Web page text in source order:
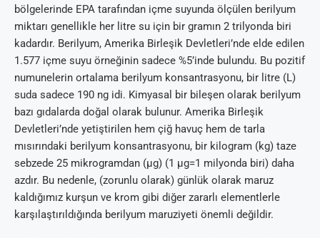
bölgelerinde EPA tarafından içme suyunda ölçülen berilyum
miktarı genellikle her litre su için bir gramın 2 trilyonda biri
kadardır. Berilyum, Amerika Birleşik Devletleri’nde elde edilen
1.577 içme suyu örneğinin sadece %5’inde bulundu. Bu pozitif
numunelerin ortalama berilyum konsantrasyonu, bir litre (L)
suda sadece 190 ng idi. Kimyasal bir bileşen olarak berilyum
bazı gıdalarda doğal olarak bulunur. Amerika Birleşik
Devletleri’nde yetiştirilen hem çiğ havuç hem de tarla
mısırındaki berilyum konsantrasyonu, bir kilogram (kg) taze
sebzede 25 mikrogramdan (µg) (1 µg=1 milyonda biri) daha
azdır. Bu nedenle, (zorunlu olarak) günlük olarak maruz
kaldığımız kurşun ve krom gibi diğer zararlı elementlerle
karşılaştırıldığında berilyum maruziyeti önemli değildir.